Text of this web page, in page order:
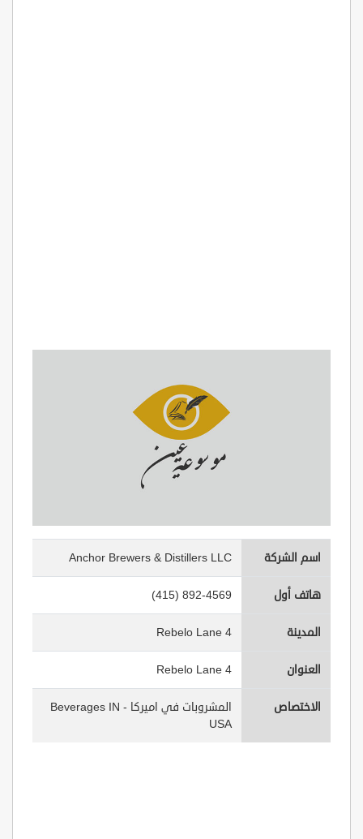
اسم الشركة Anchor Brewers & Distillers LLC
هاتف أول (415) 892-4569
المدينة 4 Rebelo Lane
العنوان 4 Rebelo Lane
الاختصاص
المشروبات في اميركا - Beverages IN
USA